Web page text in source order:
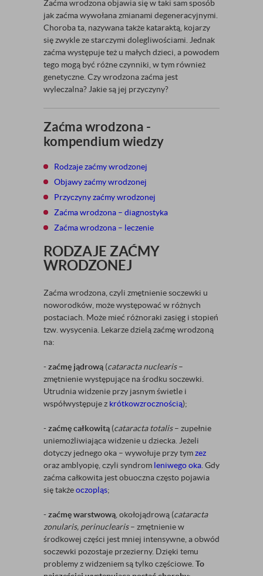
Zaćma wrodzona objawia się w taki sam sposób
jak zaćma wywołana zmianami degeneracyjnymi.
Choroba ta, nazywana także kataraktą, kojarzy
się zwykle ze starczymi dolegliwościami. Jednak
zaćma występuje też u małych dzieci, a powodem
tego mogą być różne czynniki, w tym również
genetyczne. Czy wrodzona zaćma jest
wyleczalna? Jakie są jej przyczyny?
Zaćma wrodzona -
kompendium wiedzy
Rodzaje zaćmy wrodzonej
Objawy zaćmy wrodzonej
Przyczyny zaćmy wrodzonej
Zaćma wrodzona – diagnostyka
Zaćma wrodzona – leczenie
RODZAJE ZAĆMY
WRODZONEJ
Zaćma wrodzona, czyli zmętnienie soczewki u
noworodków, może występować w różnych
postaciach. Może mieć różnoraki zasięg i stopień
tzw. wysycenia. Lekarze dzielą zaćmę wrodzoną
na:
- zaćmę jądrową (cataracta nuclearis–
zmętnienie występujące na środku soczewki.
Utrudnia widzenie przy jasnym świetle i
współwystępuje z krótkowzrocznością);
- zaćmę całkowitą (cataracta totalis– zupełnie
uniemożliwiająca widzenie u dziecka. Jeżeli
dotyczy jednego oka – wywołuje przy tymzez
oraz amblyopię, czyli syndrom leniwego oka . Gdy
zaćma całkowita jest obuoczna często pojawia
się takżeoczopląs;
- zaćmę warstwową , okołojądrową (cataracta
zonularis, perinuclearis– zmętnienie w
środkowej części jest mniej intensywne, a obwód
soczewki pozostaje przezierny. Dzięki temu
problemy z widzeniem są tylko częściowe. To